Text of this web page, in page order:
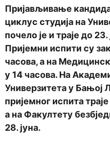
e
p
r
i
j
e
3
g
o
d
Пријављивање
циклус студија на
почело је и траје до
Пријемни испити су
часова, а на
у 14 часова. На
Универзитета у Бањој
пријемног испита
а на Факултету
28. јуна.